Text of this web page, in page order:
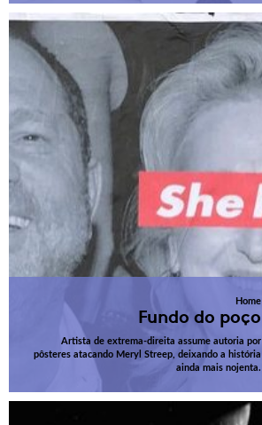
Home
Fundo do poço
Artista de extrema-direita assume autoria por
pôsteres atacando Meryl Streep, deixando a história
ainda mais nojenta.